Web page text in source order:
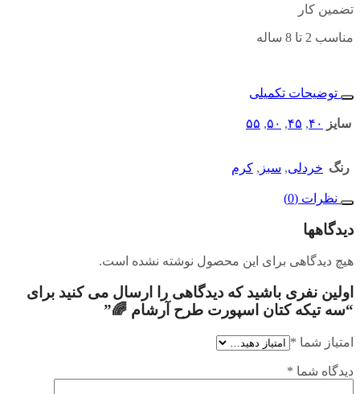
تضمین کار
مناسب 2 تا 8 ساله
توضیحات تکمیلی
سایز ۴۰, ۴۵, ۵۰, ۵۵
رنگ خردلی, سبز , کرم
نظرات (0)
دیدگاهها
هیچ دیدگاهی برای این محصول نوشته نشده است.
اولین نفری باشید که دیدگاهی را ارسال می کنید برای
“سه تیکه کتان اسپورت طرح آرشام 🌈”
امتیاز شما *
دیدگاه شما *